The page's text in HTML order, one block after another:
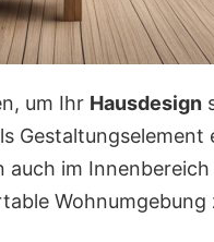
um Ihr Hausdesign
Gestaltungselement
im
Wohnumgebung